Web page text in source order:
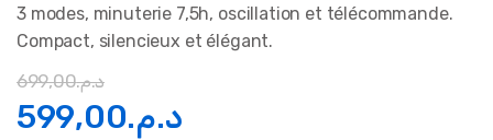
3 modes, minuterie 7,5h, oscillation et télécommande.
Compact, silencieux et élégant.
د.م.699,00
Le
د.م.599,00